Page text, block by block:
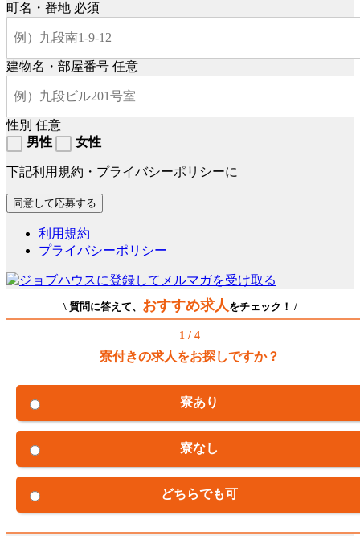
町名・番地 必須
建物名・部屋番号 任意
性別 任意
男性
女性
下記利用規約・プライバシーポリシーに
利用規約
プライバシーポリシー
\ 質問に答えて、 おすすめ求人をチェック！ /
1 / 4
寮付きの求人をお探しですか？
寮あり
寮なし
どちらでも可